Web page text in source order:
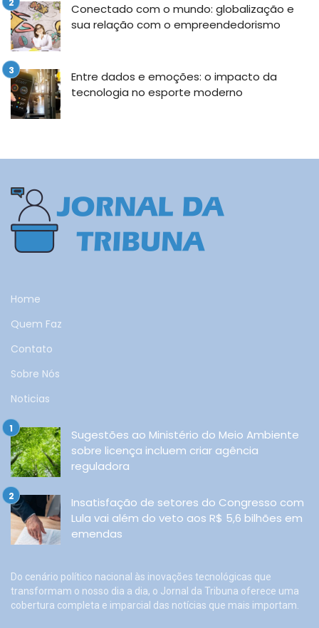
Conectado com o mundo: globalização e
sua relação com o empreendedorismo
Entre dados e emoções: o impacto da
tecnologia no esporte moderno
Home
Quem Faz
Contato
Sobre Nós
Noticias
Sugestões ao Ministério do Meio Ambiente
sobre licença incluem criar agência
reguladora
Insatisfação de setores do Congresso com
Lula vai além do veto aos R$ 5,6 bilhões em
emendas
Do cenário político nacional às inovações tecnológicas que
transformam o nosso dia a dia, o Jornal da Tribuna oferece uma
cobertura completa e imparcial das notícias que mais importam.